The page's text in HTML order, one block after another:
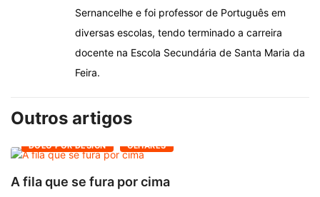
Sernancelhe e foi professor de Português em
diversas escolas, tendo terminado a carreira
docente na Escola Secundária de Santa Maria da
Feira.
Outros artigos
DOLO POR DESIGN OLHARES
A fila que se fura por cima